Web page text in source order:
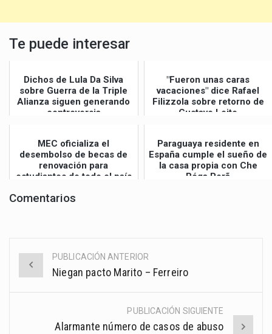
Te puede interesar
Dichos de Lula Da Silva
sobre Guerra de la Triple
Alianza siguen generando
controversia
"Fueron unas caras
vacaciones" dice Rafael
Filizzola sobre retorno de
Gustavo Leite
MEC oficializa el
desembolso de becas de
renovación para
estudiantes de todo el país
Paraguaya residente en
España cumple el sueño de
la casa propia con Che
Róga Porã
Comentarios
Post
navigation
PUBLICACIÓN ANTERIOR
Niegan pacto Marito – Ferreiro
PUBLICACIÓN SIGUIENTE
Alarmante número de casos de abuso